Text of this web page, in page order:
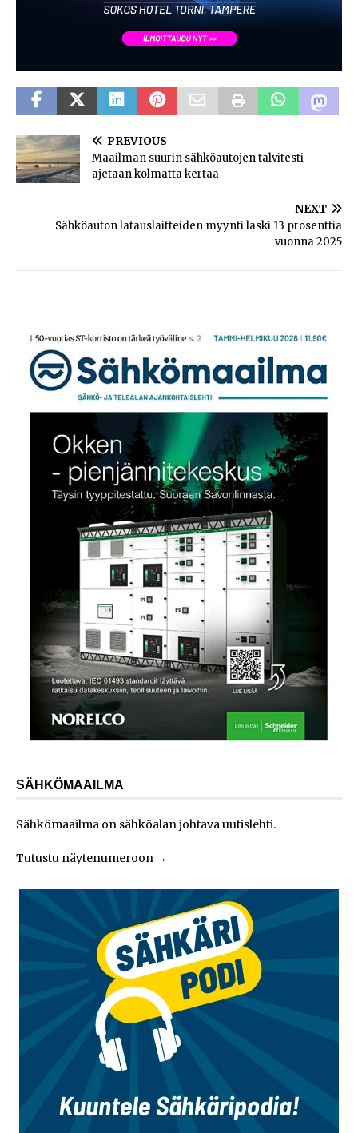
PREVIOUS
Maailman suurin sähköautojen talvitesti
ajetaan kolmatta kertaa
NEXT
Sähköauton latauslaitteiden myynti laski 13 prosenttia
vuonna 2025
SÄHKÖMAAILMA
Sähkömaailma on sähköalan johtava uutislehti.
Tutustu näytenumeroon →